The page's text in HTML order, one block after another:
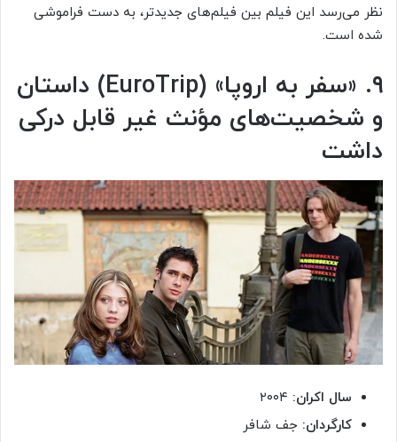
نظر می‌رسد این فیلم بین فیلم‌های جدیدتر، به دست فراموشی
شده است.
۹. «سفر به اروپا» ( EuroTrip) داستان
و شخصیت‌های مؤنث غیر قابل‌ درکی
داشت
سال اکران: ۲۰۰۴
کارگردان: جف شافر